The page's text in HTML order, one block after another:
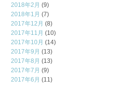
2018年2月 (9)
2018年1月 (7)
2017年12月 (8)
2017年11月 (10)
2017年10月 (14)
2017年9月 (13)
2017年8月 (13)
2017年7月 (9)
2017年6月 (11)